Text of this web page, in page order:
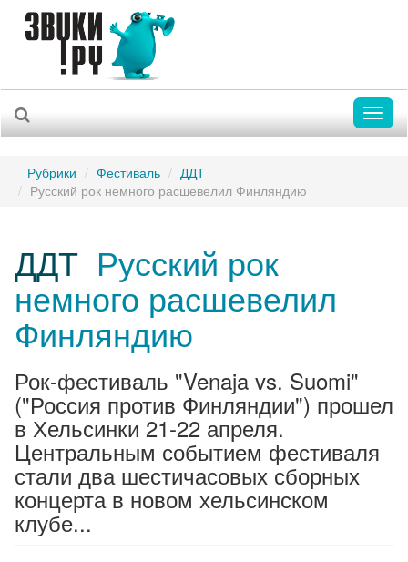
Рубрики Фестиваль
ДДТ
Русский рок немного расшевелил Финляндию
ДДТ Русский рок
немного расшевелил
Финляндию
Рок-фестиваль "Venaja vs. Suomi"
("Россия против Финляндии") прошел
в Хельсинки 21-22 апреля.
Центральным событием фестиваля
стали два шестичасовых сборных
концерта в новом хельсинском
клубе...